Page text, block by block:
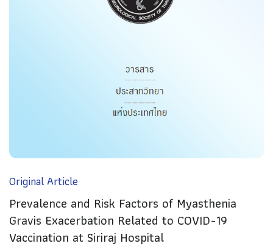
Original Article
Prevalence and Risk Factors of Myasthenia
Gravis Exacerbation Related to COVID-19
Vaccination at Siriraj Hospital